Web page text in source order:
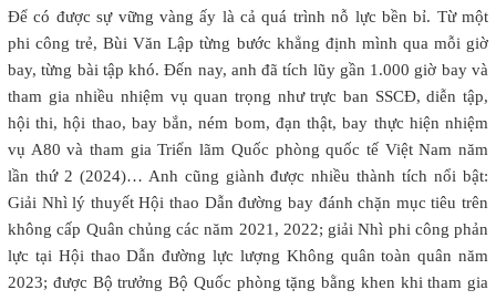
Để có được sự vững vàng ấy là cả quá trình nỗ lực bền bỉ. Từ một
phi công trẻ, Bùi Văn Lập từng bước khẳng định mình qua mỗi giờ
bay, từng bài tập khó. Đến nay, anh đã tích lũy gần 1.000 giờ bay và
tham gia nhiều nhiệm vụ quan trọng như trực ban SSCĐ, diễn tập,
hội thi, hội thao, bay bắn, ném bom, đạn thật, bay thực hiện nhiệm
vụ A80 và tham gia Triển lãm Quốc phòng quốc tế Việt Nam năm
lần thứ 2 (2024)… Anh cũng giành được nhiều thành tích nổi bật:
Giải Nhì lý thuyết Hội thao Dẫn đường bay đánh chặn mục tiêu trên
không cấp Quân chủng các năm 2021, 2022; giải Nhì phi công phản
lực tại Hội thao Dẫn đường lực lượng Không quân toàn quân năm
2023; được Bộ trưởng Bộ Quốc phòng tặng bằng khen khi tham gia